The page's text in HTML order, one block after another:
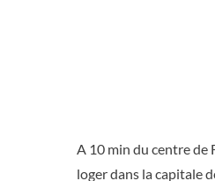
A 10 min du centre de
loger dans la capitale